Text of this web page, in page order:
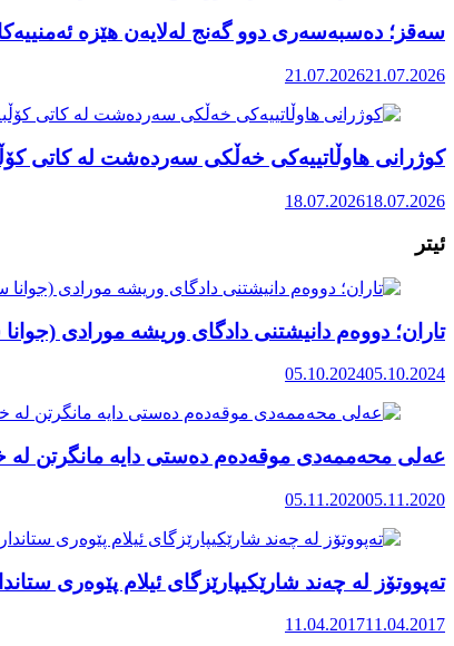
سەقز؛ دەسبەسەری دوو گەنج لەلایەن هێزە
21.07.202621.07.2026
کوژرانی هاوڵاتییەکی خەڵکی سەردەشت لە کاتی
18.07.202618.07.2026
ئیتر
تاران؛ دووەم دانیشتنی دادگای وریشە مورادی
05.10.202405.10.2024
عەلی محەممەدی موقەدەم دەستی دایه مانگرتن لە
05.11.202005.11.2020
تەپووتۆز لە چەند شارێکیپارێزگای ئیلام پێوەری
11.04.201711.04.2017